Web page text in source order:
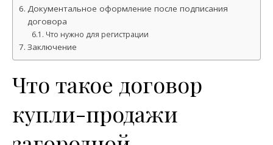
Документальное оформление после подписания
договора
Что нужно для регистрации
Заключение
Что такое договор
купли-продажи